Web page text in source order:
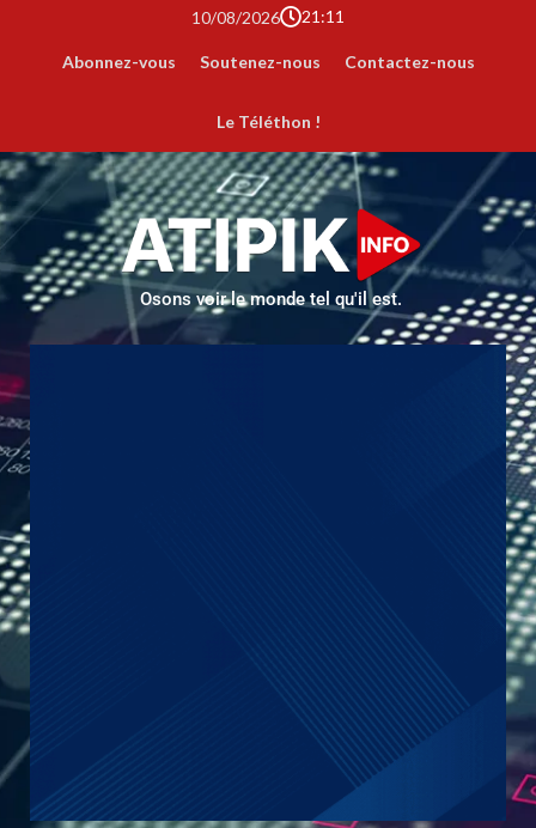
10/08/2026 21:11
Abonnez-vous Soutenez-nous Contactez-nous
Le Téléthon !
Osons voir le monde tel qu'il est.